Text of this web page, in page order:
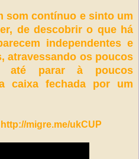
som contínuo e sinto um
de descobrir o que há
independentes e
atravessando os poucos
até parar à poucos
caixa fechada por um
http://migre.me/ukCUP